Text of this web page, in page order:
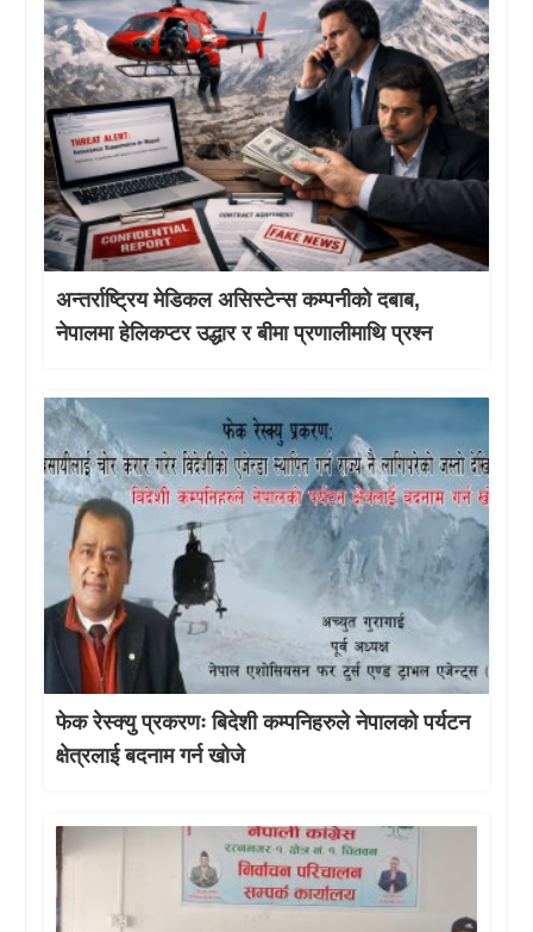
अन्तर्राष्ट्रिय मेडिकल असिस्टेन्स कम्पनीको दबाब,
नेपालमा हेलिकप्टर उद्धार र बीमा प्रणालीमाथि प्रश्न
फेक रेस्क्यु प्रकरणः बिदेशी कम्पनिहरुले नेपालको पर्यटन
क्षेत्रलाई बदनाम गर्न खोजे